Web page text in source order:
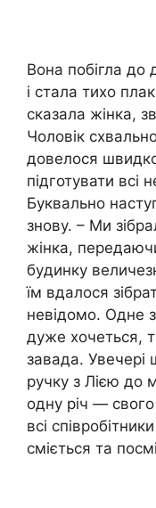
Вона побігла до
і стала тихо
сказала жінка,
Чоловік
довелося
підготувати всі
Буквально
знову. – Ми
жінка,
бyдинку
їм вдалося
невідомо. Одне
дуже хочеться,
завада. Увечері
ручку з Лією до
одну річ —
всі
сміється та